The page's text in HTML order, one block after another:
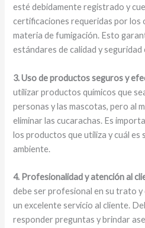
esté debidamente registrado y
certificaciones requeridas por los
materia de fumigación. Esto
estándares de calidad y
3. Uso de productos seguros y
utilizar productos químicos que
personas y las mascotas, pero al
eliminar las cucarachas. Es
los productos que utiliza y cuál es
ambiente.
4. Profesionalidad y atención al
debe ser profesional en su trato
un excelente servicio al cliente.
responder preguntas y brindar